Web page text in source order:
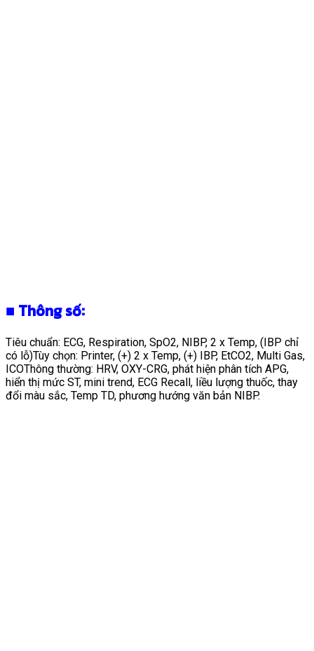
■ Thông số:
Tiêu chuẩn: ECG, Respiration, SpO2, NIBP, 2 x Temp, (IBP chỉ
có lỗ)Tùy chọn: Printer, (+) 2 x Temp, (+) IBP, EtCO2, Multi Gas,
ICOThông thường: HRV, OXY-CRG, phát hiện phân tích APG,
hiển thị mức ST, mini trend, ECG Recall, liều lượng thuốc, thay
đổi màu sắc, Temp TD, phương hướng văn bản NIBP.